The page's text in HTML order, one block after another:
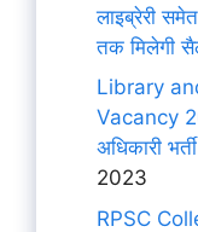
लाइब्रेरी
तक मिलेगी
Library
Vacancy
अधिकारी
2023
RPSC